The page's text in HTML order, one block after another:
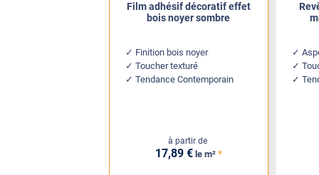
Film adhésif décoratif effet
bois noyer sombre
Finition bois noyer
Toucher texturé
Tendance Contemporain
à partir de
17,89 € le m² *